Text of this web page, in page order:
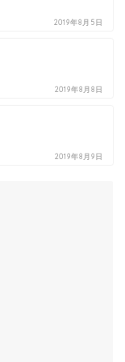
2019年8月5日
2019年8月8日
2019年8月9日